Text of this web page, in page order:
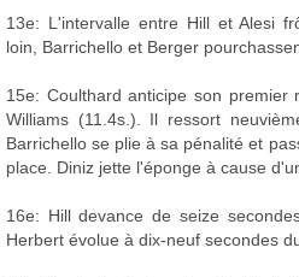
13e: L'intervalle entre Hill et Alesi
loin, Barrichello et Berger
15e: Coulthard anticipe son premier
Williams (11.4s.). Il ressort
Barrichello se plie à sa pénalité et
place. Diniz jette l'éponge à cause
16e: Hill devance de seize
Herbert évolue à dix-neuf secondes